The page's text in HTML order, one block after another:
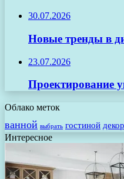
30.07.2026
Новые тренды в
23.07.2026
Проектирование
Облако меток
ванной выбрать гостиной
Интересное